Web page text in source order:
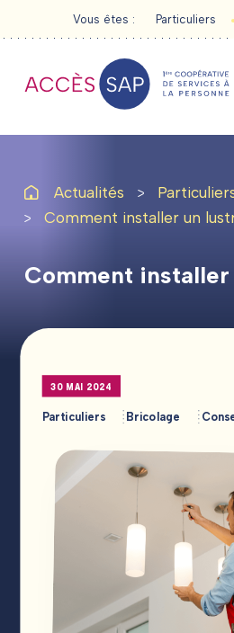
Vous êtes : Particuliers
SUIVEZ-
Actualités
Comment installer un
Comment installer
30 MAI 2024
Particuliers Bricolage